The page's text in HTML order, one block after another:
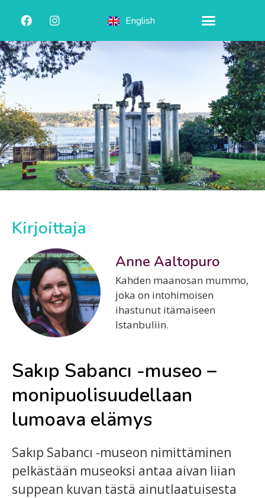
English
Kirjoittaja
Anne Aaltopuro
Kahden maanosan mummo,
joka on intohimoisen
ihastunut itämaiseen
Istanbuliin.
Sakıp Sabancı -museo –
monipuolisuudellaan
lumoava elämys
Sakıp Sabancı -museon nimittäminen
pelkästään museoksi antaa aivan liian
suppean kuvan tästä ainutlaatuisesta